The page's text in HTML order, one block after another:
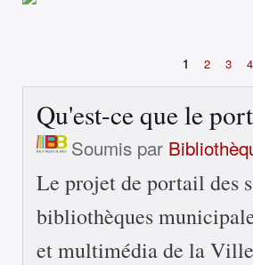
1 2 3 4
Qu'est-ce que le
Soumis par
Le projet de portail des
bibliothèques
et multimédia de la